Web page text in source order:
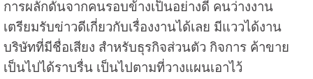
การผลักดันจากคนรอบข้างเป็นอย่างดี คนว่างงาน
เตรียมรับข่าวดีเกี่ยวกับเรื่องงานได้เลย มีแววได้งาน
บริษัทที่มีชื่อเสียง สำหรับธุรกิจส่วนตัว กิจการ ค้าขาย
เป็นไปได้ราบรื่น เป็นไปตามที่วางแผนเอาไว้